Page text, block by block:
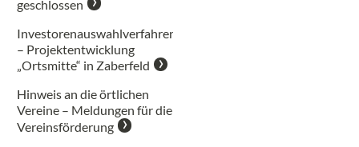
geschlossen
Investorenauswahlverfahren
– Projektentwicklung
„Ortsmitte“ in Zaberfeld
Hinweis an die örtlichen
Vereine – Meldungen für die
Vereinsförderung